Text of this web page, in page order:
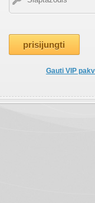
Gauti VIP